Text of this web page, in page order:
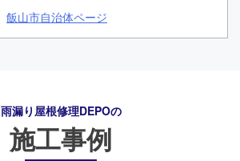
飯山市自治体ページ
雨漏り屋根修理DEPOの
施工事例